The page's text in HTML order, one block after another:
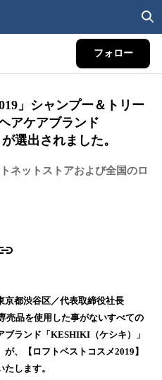
フォロー
」シャンプー＆トリー
アケアブランド
選出されました。
ネットストアおよび全国のロ
京都渋谷区／代表取締役社長
売品を使用した事がないすべての
ランド「KESHIKI（ケシキ）」
、【ロフトベストコスメ2019】
します。